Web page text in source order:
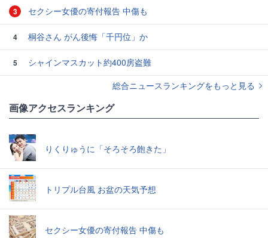
3 セクシー女優の寄付報告 中傷も
4 桐谷さん がん後悔「千円位」か
5
シャインマスカット約400房盗難
総合ニュースランキングをもっと見る
画像アクセスランキング
りくりゅうに「そろそろ飽きた」
トリプル台風 お盆の天気予想
セクシー女優の寄付報告 中傷も